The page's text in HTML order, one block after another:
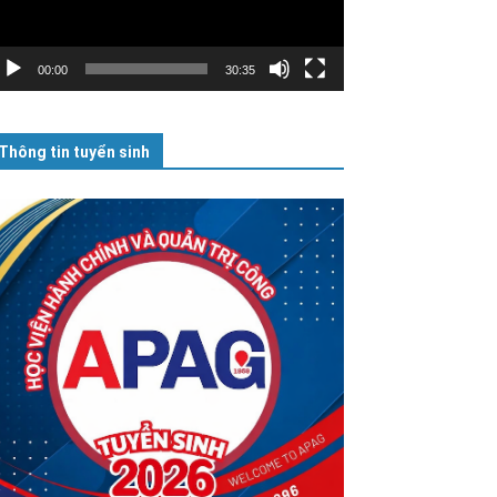
00:00 30:35
Thông tin tuyển sinh